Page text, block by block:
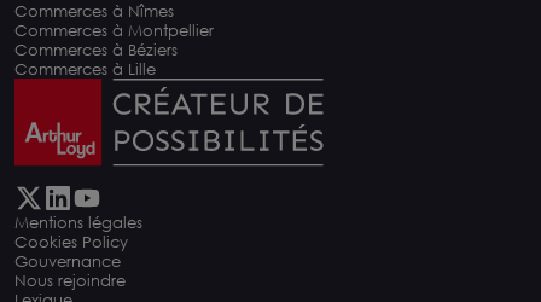
Commerces à Nîmes
Commerces à Montpellier
Commerces à Béziers
Commerces à Lille
Mentions légales
Cookies Policy
Gouvernance
Nous rejoindre